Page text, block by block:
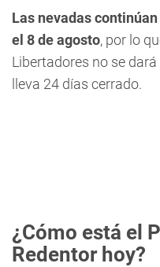
Las nevadas
el 8 de agosto, por lo
Libertadores no se
lleva 24 días cerrado.
¿Cómo está el
Redentor hoy?